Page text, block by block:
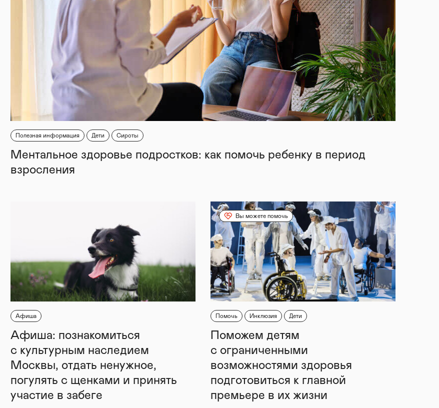
Полезная информация Дети Сироты
Ментальное здоровье подростков: как помочь ребенку в период
взросления
Афиша
Афиша: познакомиться
с культурным наследием
Москвы, отдать ненужное,
погулять с щенками и принять
участие в забеге
Вы можете помочь
Помочь Инклюзия Дети
Поможем детям
с ограниченными
возможностями здоровья
подготовиться к главной
премьере в их жизни